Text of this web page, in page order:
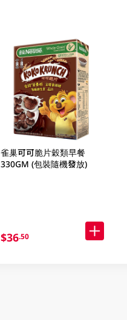
雀巢可可脆片穀類早餐
330GM (包裝隨機發放)
$36.50